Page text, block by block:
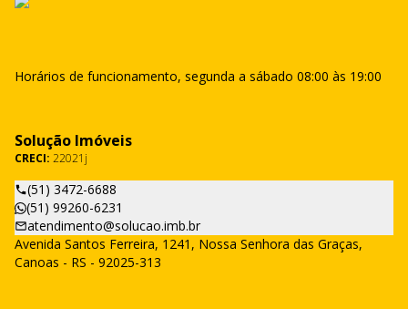
Horários de funcionamento, segunda a sábado 08:00 às 19:00
Solução Imóveis
CRECI: 22021j
(51) 3472-6688
(51) 99260-6231
atendimento@solucao.imb.br
Avenida Santos Ferreira, 1241, Nossa Senhora das Graças,
Canoas - RS - 92025-313